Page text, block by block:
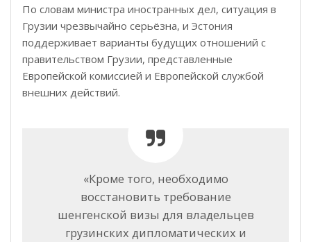
По словам министра иностранных дел, ситуация в
Грузии чрезвычайно серьёзна, и Эстония
поддерживает варианты будущих отношений с
правительством Грузии, представленные
Европейской комиссией и Европейской службой
внешних действий.
«Кроме того, необходимо
восстановить требование
шенгенской визы для владельцев
грузинских дипломатических и